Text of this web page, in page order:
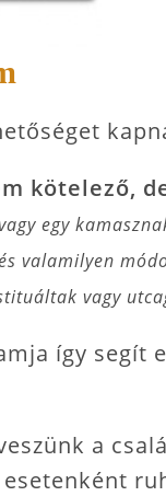
kötelező,
egy
valamilyen
vagy
így segít
a